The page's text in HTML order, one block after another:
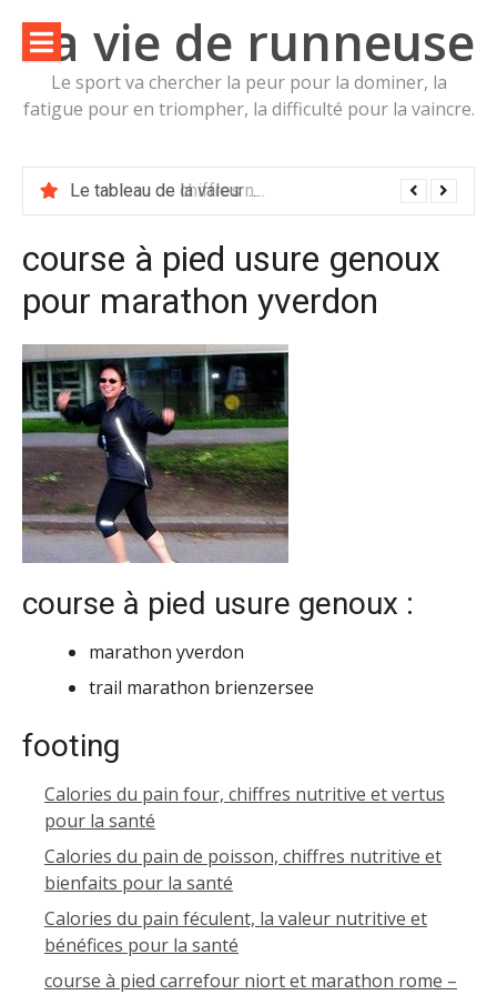
contenu
La vie de runneuse
Le sport va chercher la peur pour la dominer, la
fatigue pour en triompher, la difficulté pour la vaincre.
Le tableau de la valeur nutritive de Mûrier noir Morus nigra Moracées Calories, glucides et vertus pour la santé
course à pied usure genoux
pour marathon yverdon
course à pied usure genoux :
marathon yverdon
trail marathon brienzersee
footing
Calories du pain four, chiffres nutritive et vertus
pour la santé
Calories du pain de poisson, chiffres nutritive et
bienfaits pour la santé
Calories du pain féculent, la valeur nutritive et
bénéfices pour la santé
course à pied carrefour niort et marathon rome –